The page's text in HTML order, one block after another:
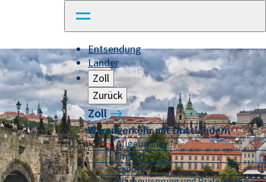
Entsendung
Länder
Zoll
Zurück
Zoll
Warenverkehr mit Drittländern
Allgemeines
Import
Export